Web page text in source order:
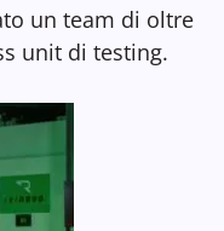
un team di oltre
unit di testing.